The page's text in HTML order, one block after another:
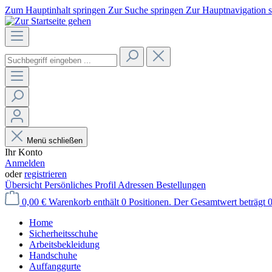
Zum Hauptinhalt springen Zur Suche springen Zur Hauptnavigation
Menü schließen
Ihr Konto
Anmelden
oderregistrieren
Übersicht Persönliches Profil Adressen Bestellungen
0,00 € Warenkorb enthält 0 Positionen. Der Gesamtwert beträgt
Home
Sicherheitsschuhe
Arbeitsbekleidung
Handschuhe
Auffanggurte